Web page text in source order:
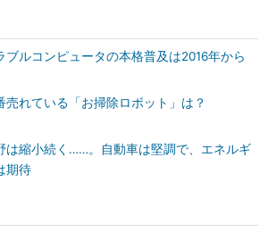
ブルコンピュータの本格普及は2016年から
売れている「お掃除ロボット」は？
は縮小続く……。自動車は堅調で、エネルギ
期待